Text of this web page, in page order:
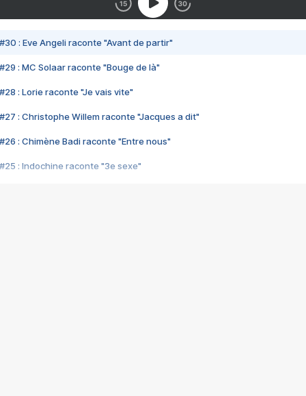
#30 : Eve Angeli raconte "Avant de partir"
#29 : MC Solaar raconte "Bouge de là"
#28 : Lorie raconte "Je vais vite"
#27 : Christophe Willem raconte "Jacques a dit"
#26 : Chimène Badi raconte "Entre nous"
#25 : Indochine raconte "3e sexe"